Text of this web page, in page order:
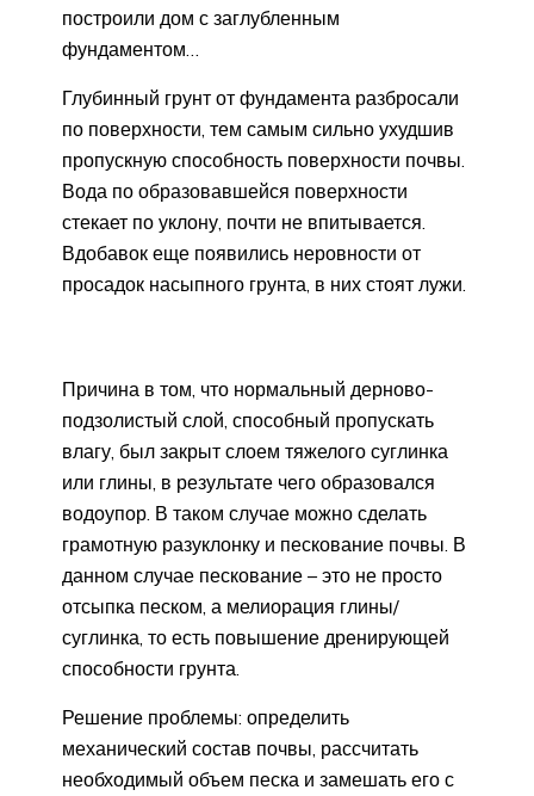
построили дом с заглубленным
фундаментом…
Глубинный грунт от фундамента разбросали
по поверхности, тем самым сильно ухудшив
пропускную способность поверхности почвы.
Вода по образовавшейся поверхности
стекает по уклону, почти не впитывается.
Вдобавок еще появились неровности от
просадок насыпного грунта, в них стоят лужи.
Причина в том, что нормальный дерново-
подзолистый слой, способный пропускать
влагу, был закрыт слоем тяжелого суглинка
или глины, в результате чего образовался
водоупор. В таком случае можно сделать
грамотную разуклонку и пескование почвы. В
данном случае пескование – это не просто
отсыпка песком, а мелиорация глины/
суглинка, то есть повышение дренирующей
способности грунта.
Решение проблемы: определить
механический состав почвы, рассчитать
необходимый объем песка и замешать его с